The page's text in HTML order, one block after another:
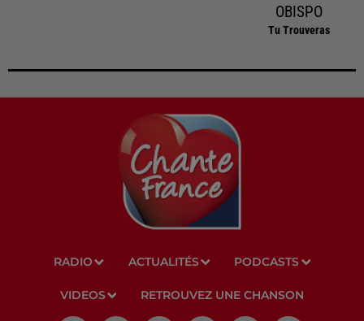
OBISPO
Tu Trouveras
RADIO ACTUALITÉS PODCASTS
VIDEOS RETROUVEZ UNE CHANSON